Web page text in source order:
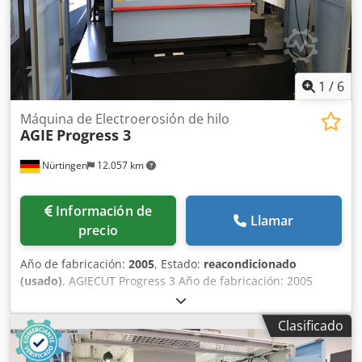
recibir su pedido. También ofrecemos servicios de puesta
en marcha y formación.
1 / 6
Nürtingen 12.057 km
Máquina de Electroerosión de hilo
AGIE Progress 3
Información de
precio
Llamar
Año de fabricación: 2005, Estado: reacondicionado
(usado), AGIECUT Progress 3 Año de fabricación: 2005
Recorridos: X= 500 mm, Y= 350 mm, Z= 426 mm Recorridos
de los ejes U/V: +/- 70 mm Dcedpegzv Scofx Acyok
Conicidad máxima: 30° a una altura de 100 mm
Dimensiones máximas de la pieza de trabajo: 1050 x 650 x
Clasificado